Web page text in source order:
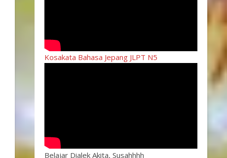
Kosakata Bahasa Jepang JLPT N5
Belajar Dialek Akita, Susahhhh